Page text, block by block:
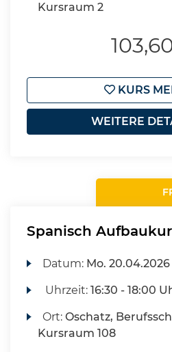
Kursraum 2
KURS
WEITERE
Spanisch
Datum: Mo. 20.04.2026
Uhrzeit:16:30 - 18:00
Ort:Oschatz,
Kursraum 108